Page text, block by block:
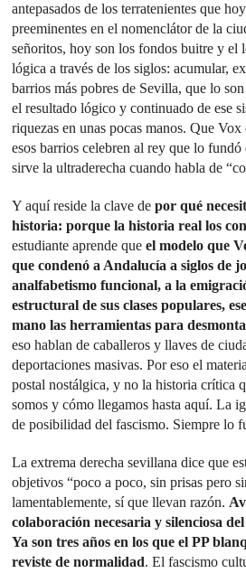
antepasados de los terratenientes que
preeminentes en el nomenclátor de la
señoritos, hoy son los fondos buitre y el
lógica a través de los siglos: acumular,
barrios más pobres de Sevilla, que lo
el resultado lógico y continuado de ese
riquezas en unas pocas manos. Que
esos barrios celebren al rey que lo
sirve la ultraderecha cuando habla de
Y aquí reside la clave depor qué
historia: porque la historia real los
estudiante aprende queel modelo que
que condenó a Andalucía a siglos de
analfabetismo funcional, a la
estructural de sus clases populares,
mano las herramientas para
eso hablan de caballeros y llaves de
deportaciones masivas. Por eso el
postal nostálgica, y no la historia crítica
somos y cómo llegamos hasta aquí. La
de posibilidad del fascismo. Siempre lo
La extrema derecha sevillana dice que
objetivos “poco a poco, sin prisas pero
lamentablemente, sí que llevan razón.
colaboración necesaria y silenciosa
Ya son tres años en los que el PP
reviste de normalidad. El fascismo